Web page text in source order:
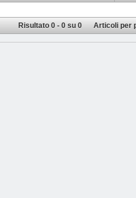
Risultato 0 - 0 su 0
Articoli per